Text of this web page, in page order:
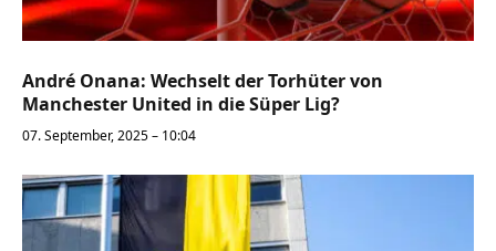
André Onana: Wechselt der Torhüter von
Manchester United in die Süper Lig?
07. September, 2025 – 10:04